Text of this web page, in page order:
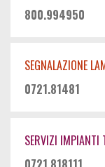
800.994950
SEGNALAZIONE
0721.81481
SERVIZI IMPIANTI